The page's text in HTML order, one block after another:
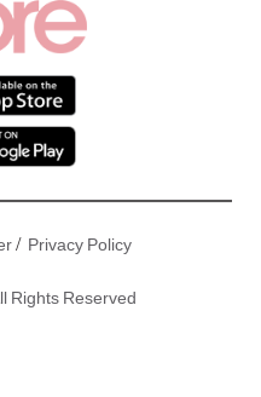
/ Privacy Policy
Rights Reserved